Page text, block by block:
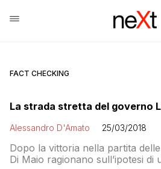
FACT CHECKING
La strada stretta del governo
Alessandro D'Amato 25/03/2018
Dopo la vittoria nella partita
Di Maio ragionano sull’ipotesi di